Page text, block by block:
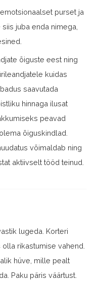
purset ja
juba enda nimega,
õiguste eest ning
kuidas
saavutada
hinnaga ilusat
peavad
õiguskindlad.
võimaldab ning
aktiivselt tööd teinud.
lugeda. Korteri
rikastumise vahend.
hüve, mille pealt
Paku päris väärtust.